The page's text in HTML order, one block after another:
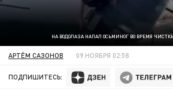
НА ВОДОЛАЗА НАПАЛ ОСЬМИНОГ ВО ВРЕМЯ
АРТЁМ САЗОНОВ 09 НОЯБРЯ 02:58
ПОДПИШИТЕСЬ: